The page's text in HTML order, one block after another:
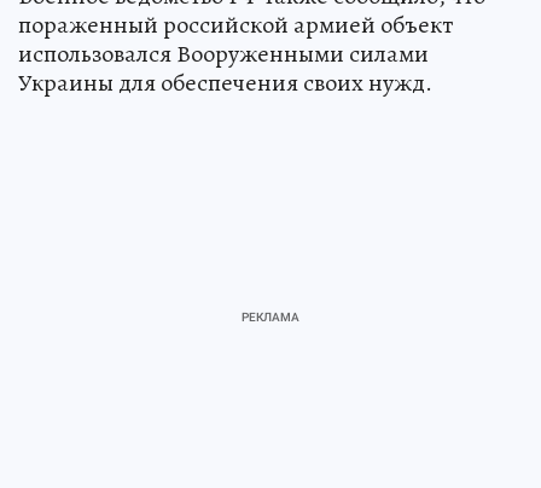
пораженный российской армией объект
использовался Вооруженными силами
Украины для обеспечения своих нужд.